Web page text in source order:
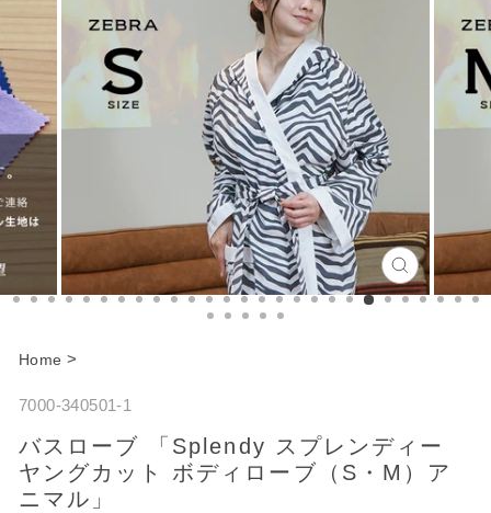
C
Home >
7000-340501-1
バスローブ 「Splendy スプレンディー
ヤングカット ボディローブ（S・M）ア
ニマル」